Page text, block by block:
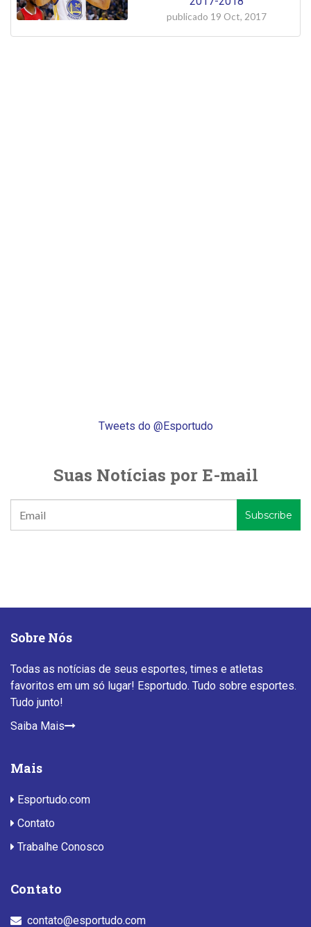
publicado 19 Oct, 2017
Tweets do @Esportudo
Suas Notícias por E-mail
Sobre Nós
Todas as notícias de seus esportes, times e atletas
favoritos em um só lugar! Esportudo. Tudo sobre esportes.
Tudo junto!
Saiba Mais
Mais
Esportudo.com
Contato
Trabalhe Conosco
Contato
contato@esportudo.com